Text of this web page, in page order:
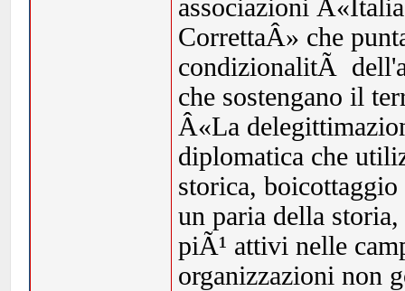
associazioni
CorrettaÂ» che
condizionalitÃ
che sostengano il
Â«La
diplomatica che
storica,
un paria della
piÃ¹ attivi nelle
organizzazioni non